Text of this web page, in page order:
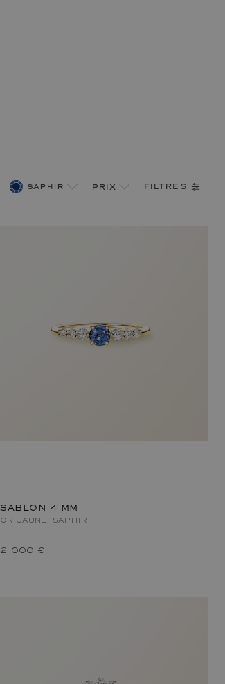
saphir prix filtres
SABLON 4 MM
OR JAUNE, SAPHIR
2 000 €